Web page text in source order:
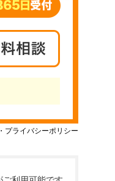
・プライバシーポリシー